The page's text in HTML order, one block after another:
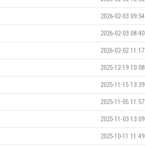
2026-02-03 09:54
2026-02-03 08:40
2026-02-02 11:17
2025-12-19 10:08
2025-11-15 13:39
2025-11-05 11:57
2025-11-03 13:09
2025-10-11 11:49